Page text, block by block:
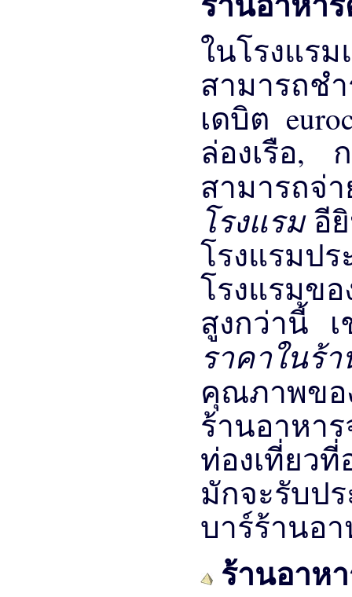
ในโรงแร
สามารถช
เดบิต
ล่องเรือ,
สามารถ
โรงแรมอี
โรงแรม
โรงแรมข
สูงกว่านี้ เ
ราคาใน
คุณภาพข
ร้านอาหา
ท่องเที่ยว
มักจะรับป
บาร์ร้านอ
ร้านอาห